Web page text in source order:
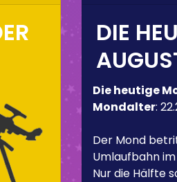
DIE
Die heutige
Mondalter:
Der Mond
Umlaufbahn
Nur die Hälfte